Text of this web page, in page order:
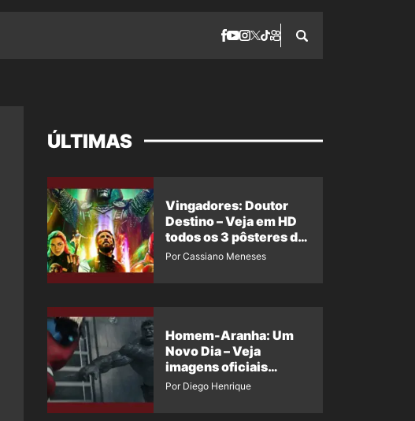
ÚLTIMAS
Vingadores: Doutor
Destino – Veja em HD
todos os 3 pôsteres de
‘Doomsday’ + 1 imagem
Por Cassiano Meneses
Homem-Aranha: Um
Novo Dia – Veja
imagens oficiais
descartadas do Hulk
Por Diego Henrique